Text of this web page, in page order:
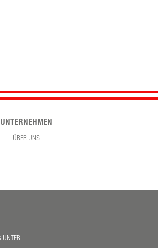
UNTERNEHMEN
ÜBER UNS
UNTER: